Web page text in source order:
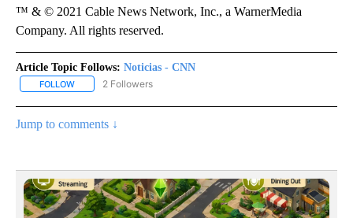
™ & © 2021 Cable News Network, Inc., a WarnerMedia
Company. All rights reserved.
Article Topic Follows: Noticias - CNN
FOLLOW FOLLOW "NOTICIAS - CNN" TO RECEIVE NOTIFICATIONS ABOUT
2 Followers
Jump to comments ↓